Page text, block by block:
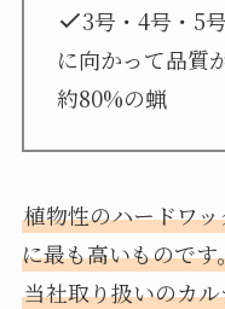
3号・4号・5
に向かって品質
約80%の蝋
植物性のハードワ
に最も高いものです
当社取り扱いのカ